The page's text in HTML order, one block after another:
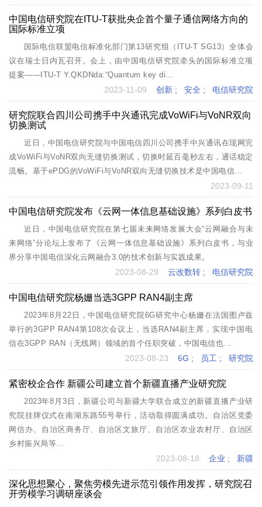
中国电信研究院在ITU-T获批央企首个量子通信网络方向的
国际标准立项
国际电信联盟电信标准化部门第13研究组（ITU-T SG13）全体会
议在瑞士日内瓦召开。会上，由中国电信研究院牵头的国际标准立项
提案——ITU-T Y.QKDNda:“Quantum key di...
创新 ; 安全 ; 电信研究院
2023-11-09
研究院联合四川公司携手中兴通讯完成VoWiFi与VoNR双向
切换测试
近日，中国电信研究院与中国电信四川公司携手中兴通讯在现网完
成VoWiFi与VoNR双向无缝切换测试，切换时延百毫秒左右，通话稳定
流畅。基于ePDG的VoWiFi与VoNR双向无缝切换技术是中国电信...
2023-09-11
中国电信研究院发布《云网一体信息基础设施》系列白皮书
近日，中国电信研究院在第七届未来网络发展大会“云网融合与未
来网络”分论坛上发布了《云网一体信息基础设施》系列白皮书，与业
界分享中国电信深化云网融合3.0的技术创新与实践成果。
云改数转 ; 电信研究院
2023-08-29
中国电信研究院杨姗当选3GPP RAN4副主席
2023年8月22日，中国电信研究院6G研究中心杨姗在法国图卢兹
举行的3GPP RAN4第108次会议上，当选RAN4副主席，实现中国电
信在3GPP RAN（无线网）领域的首个任职突破，中国电信也...
6G ; 员工 ; 研究院
2023-08-23
紧密校企合作 新疆公司建立首个新疆直播产业研究院
2023年8月3日，新疆公司与新疆大学联合成立的新疆直播产业研
究院挂牌仪式在南湖东路55号举行，活动取得圆满成功。自治区党委
网信办、自治区商务厅、自治区文旅厅、自治区农业农村厅、自治区
乡村振兴局等...
企业 ; 新疆
2023-08-18
深化思想聚心，聚焦劳模先进示范引领作用发挥，研究院召
开劳模学习调研座谈会